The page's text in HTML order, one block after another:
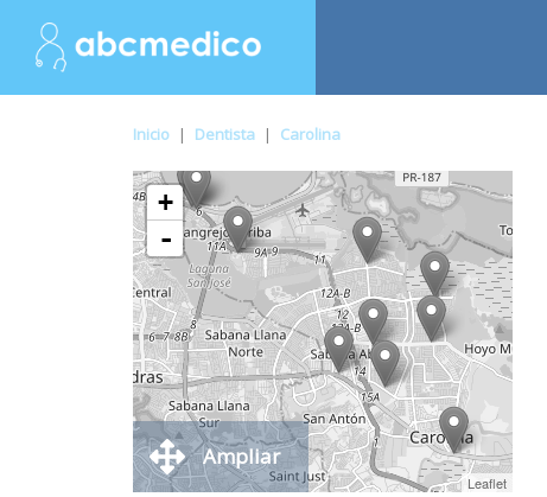
Inicio | Dentista | Carolina
+
-
Leaflet
Ampliar